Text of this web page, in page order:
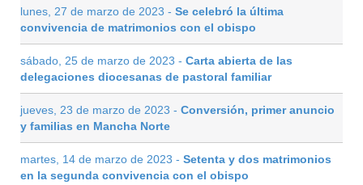
lunes, 27 de marzo de 2023 - Se celebró la última
convivencia de matrimonios con el obispo
sábado, 25 de marzo de 2023 - Carta abierta de las
delegaciones diocesanas de pastoral familiar
jueves, 23 de marzo de 2023 - Conversión, primer anuncio
y familias en Mancha Norte
martes, 14 de marzo de 2023 - Setenta y dos matrimonios
en la segunda convivencia con el obispo